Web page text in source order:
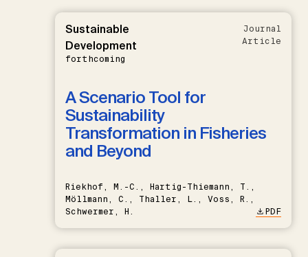
Sustainable
Development
forthcoming
Journal
Article
A Scenario Tool for
Sustainability
Transformation in Fisheries
and Beyond
Riekhof, M.-C., Hartig-Thiemann, T.,
Möllmann, C., Thaller, L., Voss, R.,
Schwermer, H.
PDF